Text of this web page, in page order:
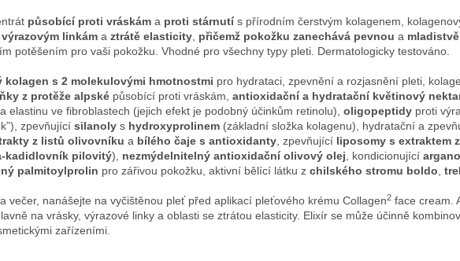
působící proti vráskám a proti stárnutís přírodním čerstvým kolagenem,
výrazovým linkám a ztrátě elasticity přičemž pokožku zanechává pevnou a
potěšením pro vaši pokožku. Vhodné pro všechny typy pleti. Dermatologicky testováno.
kolagen s 2 molekulovými hmotnostmi pro hydrataci, zpevnění a rozjasnění pleti,
z protěže alpské působící proti vráskám, antioxidační a hydratační květinový
elastinu ve fibroblastech (jejich efekt je podobný účinkům retinolu), oligopeptidy proti
zpevňující silanoly s hydroxyprolinem (základní složka kolagenu), hydratační a
z listů olivovníku a bílého čaje s antioxidanty , zpevňující liposomy s extraktem
kadidlovník pilovitý), nezmýdelnitelný antioxidační olivový olej , kondicionující
palmitoylprolin pro zářivou pokožku, aktivní bělící látku z chilského stromu boldo
večer, nanášejte na vyčištěnou pleť před aplikací pleťového krému Collagen2 face cream.
na vrásky, výrazové linky a oblasti se ztrátou elasticity. Elixír se může účinně
zařízeními.